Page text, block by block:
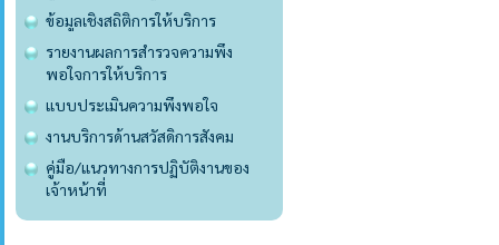
ข้อมูลเชิงสถิติการให้บริการ
รายงานผลการสำรวจความพึง
พอใจการให้บริการ
แบบประเมินความพึงพอใจ
งานบริการด้านสวัสดิการสังคม
คู่มือ/แนวทางการปฏิบัติงานของ
เจ้าหน้าที่